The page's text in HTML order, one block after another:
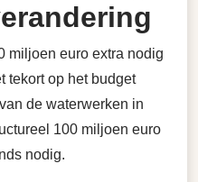
miljoen euro extra nodig
tekort op het budget
de waterwerken in
100 miljoen euro
nodig.